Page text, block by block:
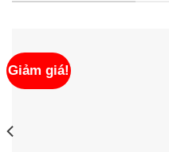
Giảm giá!